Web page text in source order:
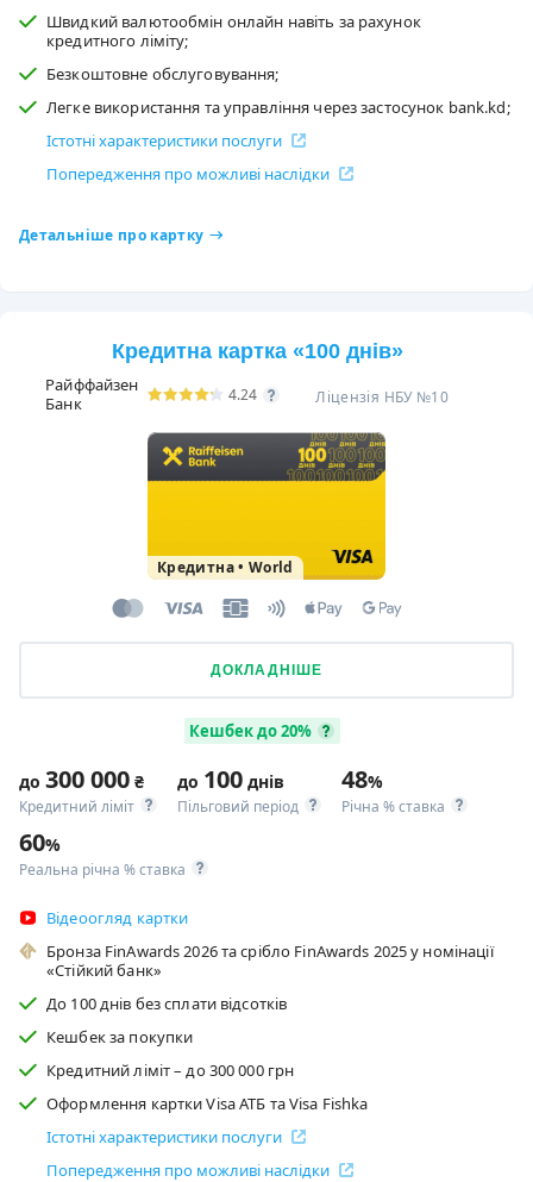
Швидкий валютообмін онлайн навіть за рахунок
кредитного ліміту;
Безкоштовне обслуговування;
Легке використання та управління через застосунок bank.kd;
Істотні характеристики послуги
Попередження про можливі наслідки
Детальніше про картку
Кредитна картка «100 днів»
Райффайзен
Банк
4.24 Ліцензія НБУ №10
Кредитна• World
ДОКЛАДНІШЕ
Кешбек до 20%
до 300 000 ₴
Кредитний ліміт
до 100 днів
Пільговий період
48%
Річна % ставка
60%
Реальна річна % ставка
Відеоогляд картки
Бронза FinAwards 2026 та срібло FinAwards 2025 у номінації
«Стійкий банк»
До 100 днів без сплати відсотків
Кешбек за покупки
Кредитний ліміт – до 300 000 грн
Оформлення картки Visa АТБ та Visa Fishka
Істотні характеристики послуги
Попередження про можливі наслідки